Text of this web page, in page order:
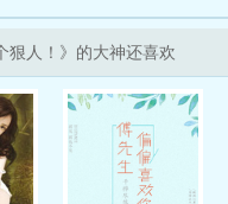
狠人！》的大神还喜欢